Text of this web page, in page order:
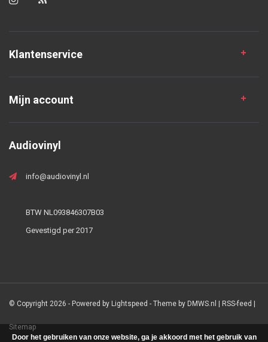
Klantenservice
Mijn account
Audiovinyl
info@audiovinyl.nl
BTW NL093846307B03
Gevestigd per 2017
© Copyright 2026 - Powered by Lightspeed - Theme by DMWS.nl RSS-feed
Sitemap
Door het gebruiken van onze website, ga je akkoord met het gebruik van